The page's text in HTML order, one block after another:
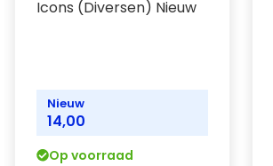
Icons (Diversen) Nieuw
Nieuw
14,00
Op voorraad